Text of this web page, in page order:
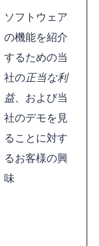
ソフトウェア
の機能を紹介
するための当
社の正当な利
益、および当
社のデモを見
ることに対す
るお客様の興
味